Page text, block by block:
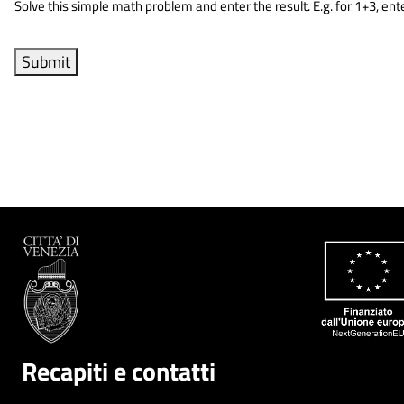
Solve this simple math problem and enter the result. E.g. for 1+3,
Recapiti e contatti